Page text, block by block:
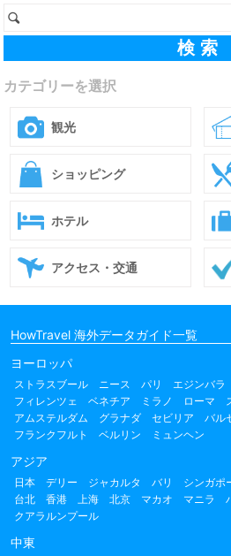
カテゴリーを選択
観光
ショッピング
ホテル
アクセス・交通
HowTravel 海外データガイド一覧
ヨーロッパ
ストラスブール ニース パリ エジンバラ
フィレンツェ
ベネチア ミラノ ローマ
アムステルダム
グラナダ セビリア バル
フランクフルト
ベルリン ミュンヘン
アジア
日本 デリー ジャカルタ バリ シンガポ
台北
香港 上海 北京 マカオ マニラ
クアラルンプール
中東